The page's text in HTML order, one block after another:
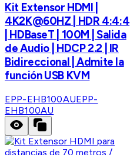
Kit Extensor HDMI |
4K2K@60HZ | HDR 4:4:4
| HDBaseT | 100M | Salida
de Audio | HDCP 2.2 | IR
Bidireccional | Admite la
función USB KVM
EPP-EHB100AUEPP-
EHB100AU